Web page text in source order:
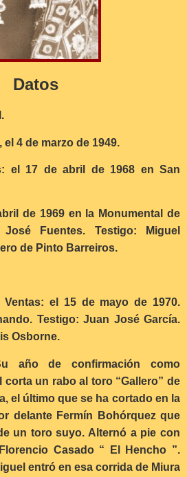
Datos
4 de marzo de 1949.
el 17 de abril de 1968 en San
de 1969 en la Monumental de
José Fuentes. Testigo: Miguel
de Pinto Barreiros.
el 15 de mayo de 1970.
Testigo: Juan José García.
Osborne.
año de confirmación como
corta un rabo al toro “Gallero” de
el último que se ha cortado en la
delante Fermín Bohórquez que
un toro suyo. Alternó a pie con
Casado “ El Hencho ”.
entró en esa corrida de Miura